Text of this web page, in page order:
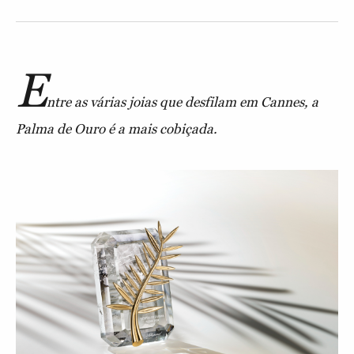
Entre as várias joias que desfilam em Cannes, a
Palma de Ouro é a mais cobiçada.